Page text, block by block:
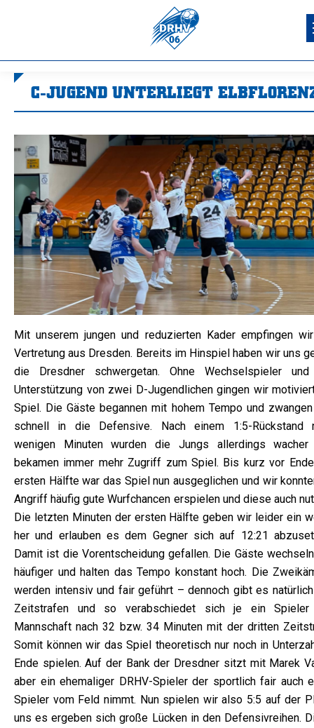
C-JUGEND UNTERLIEGT
Mit unserem jungen und reduzierten Kader empfingen
Vertretung aus Dresden. Bereits im Hinspiel haben wir uns
die Dresdner schwergetan. Ohne Wechselspieler
Unterstützung von zwei D-Jugendlichen gingen wir
Spiel. Die Gäste begannen mit hohem Tempo und
schnell in die Defensive. Nach einem 1:5-Rückstand
wenigen Minuten wurden die Jungs allerdings wacher
bekamen immer mehr Zugriff zum Spiel. Bis kurz vor
ersten Hälfte war das Spiel nun ausgeglichen und wir
Angriff häufig gute Wurfchancen erspielen und diese auch
Die letzten Minuten der ersten Hälfte geben wir leider ein
her und erlauben es dem Gegner sich auf 12:21
Damit ist die Vorentscheidung gefallen. Die Gäste
häufiger und halten das Tempo konstant hoch. Die
werden intensiv und fair geführt – dennoch gibt es
Zeitstrafen und so verabschiedet sich je ein
Mannschaft nach 32 bzw. 34 Minuten mit der dritten
Somit können wir das Spiel theoretisch nur noch in
Ende spielen. Auf der Bank der Dresdner sitzt mit Marek
aber ein ehemaliger DRHV-Spieler der sportlich fair auch
Spieler vom Feld nimmt. Nun spielen wir also 5:5 auf der
uns es ergeben sich große Lücken in den Defensivreihen.